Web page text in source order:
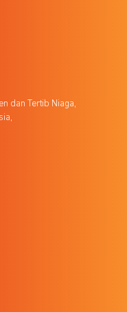
dan Tertib Niaga,